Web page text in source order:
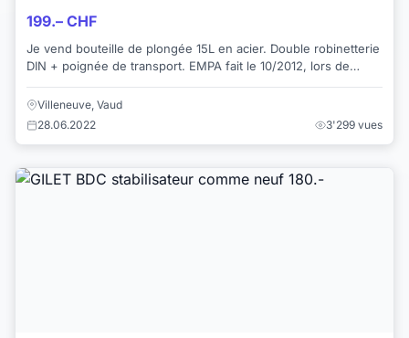
199.– CHF
Je vend bouteille de plongée 15L en acier. Double robinetterie
DIN + poignée de transport. EMPA fait le 10/2012, lors de
Villeneuve, Vaud
28.06.2022
3'299 vues